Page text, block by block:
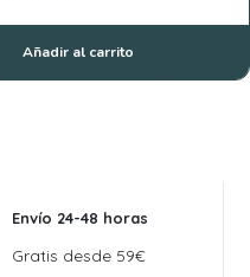
Añadir al carrito
Envío 24-48 horas
Gratis desde 59€